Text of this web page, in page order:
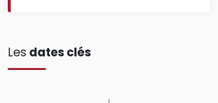
Les dates clés